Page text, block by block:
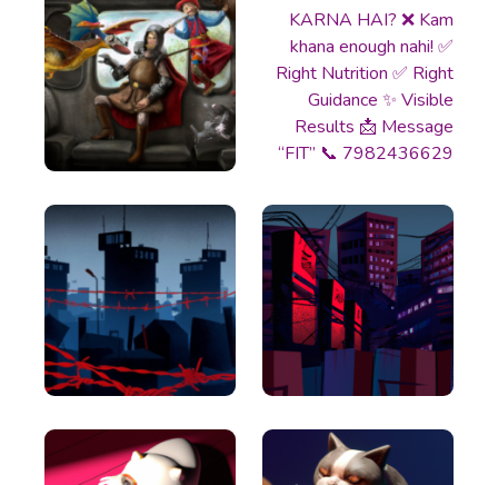
Article Writer
Create a fully complete high quality article from a
title and outline text.
Article Rewriter
Copy an article, paste it in to the program, and
with just one click you'll have an entirely different
article to read.